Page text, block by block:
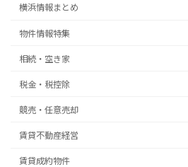
横浜情報まとめ
物件情報特集
相続・空き家
税金・税控除
競売・任意売却
賃貸不動産経営
賃貸成約物件